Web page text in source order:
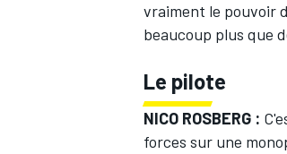
vraiment le pouvoir
beaucoup plus que
Le pilote
NICO ROSBERG :
forces sur une